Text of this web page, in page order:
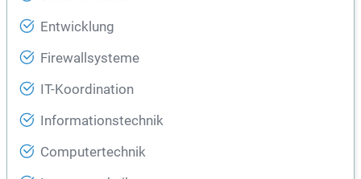
Entwicklung
Firewallsysteme
IT-Koordination
Informationstechnik
Computertechnik